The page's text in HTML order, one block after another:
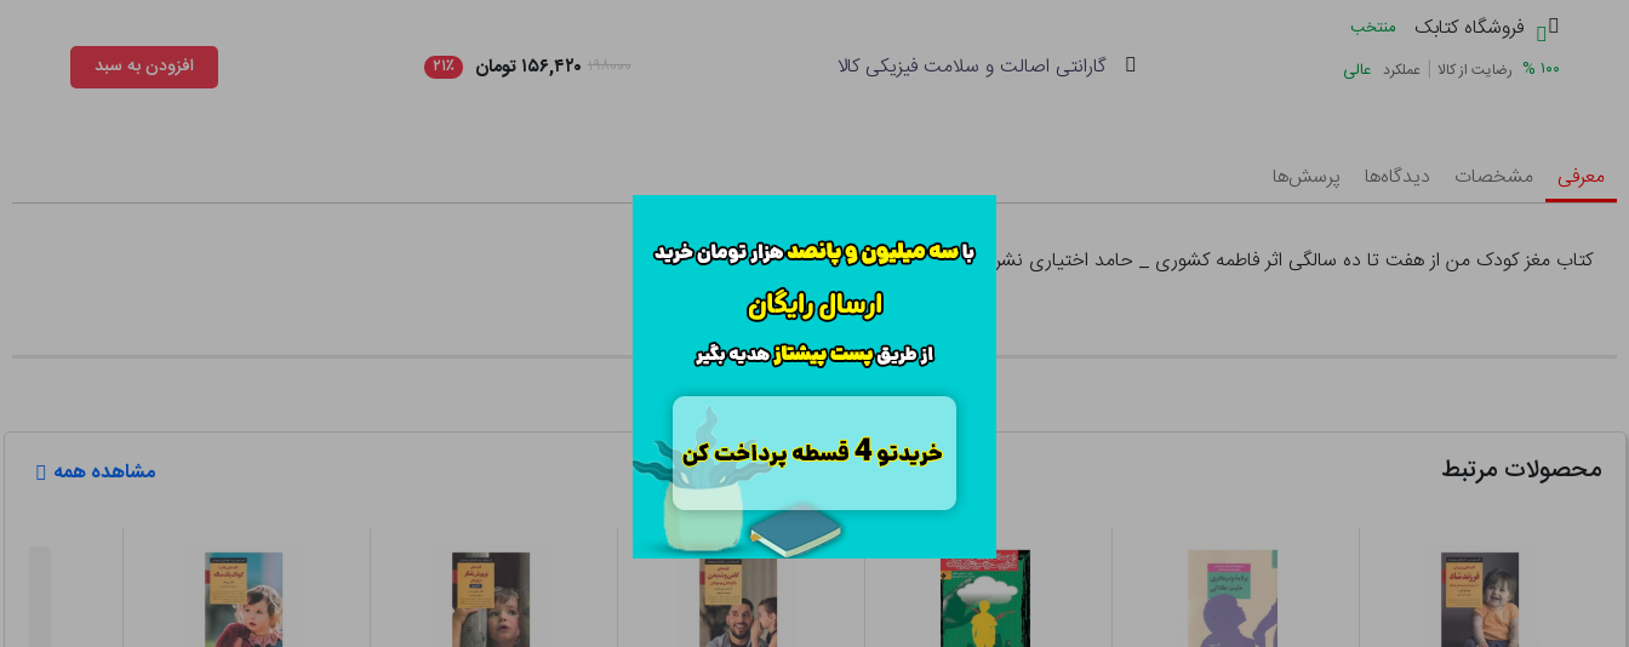
فروشگاه کتابک
منتخب
۱۰۰ % رضایت از کالا | عملکرد عالی گارانتی اصالت و سلامت فیزیکی کالا ۱۹۸۰۰۰ ۱۵۶,۴۲۰ تومان ۲۱٪ افزودن به سبد
معرفی مشخصات دیدگاه‌ها پرسش‌ها
کتاب مغز کودک من از هفت تا ده سالگی اثر فاطمه کشوری _ حامد اختیاری نشر مهرسا
محصولات مرتبط مشاهده همه